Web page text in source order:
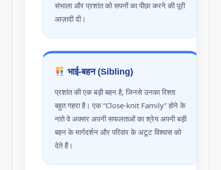
संभाला और प्रशांत को सपनों का पीछा करने की पूरी
आज़ादी दी।
भाई-बहन (Sibling)
प्रशांत की एक बड़ी बहन है, जिनसे उनका रिश्ता
बहुत गहरा है। एक “Close-knit Family” होने के
नाते वे अक्सर अपनी सफलताओं का श्रेय अपनी बड़ी
बहन के मार्गदर्शन और परिवार के अटूट विश्वास को
देते हैं।